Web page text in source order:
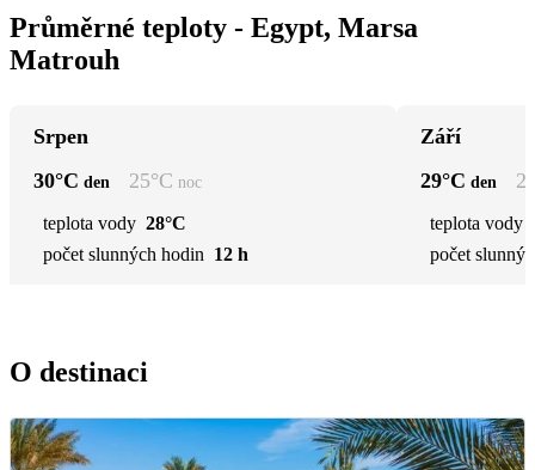
Průměrné teploty - Egypt, Marsa
Matrouh
Srpen
30°C den 25°C noc
teplota vody 28°C
počet slunných hodin 12 h
Září
29°C den
teplota vody
počet
O destinaci